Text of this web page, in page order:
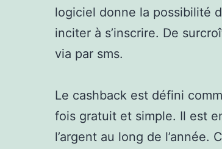
logiciel donne la possibilité
inciter à s’inscrire. De
via par sms.
Le cashback est défini
fois gratuit et simple. Il est
l’argent au long de l’année.